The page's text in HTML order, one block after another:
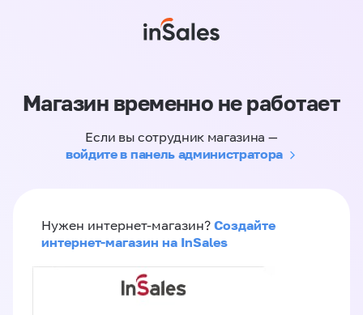
Магазин временно не работает
Если вы сотрудник магазина —
войдите в панель администратора
Нужен интернет-магазин? Создайте
интернет-магазин на InSales